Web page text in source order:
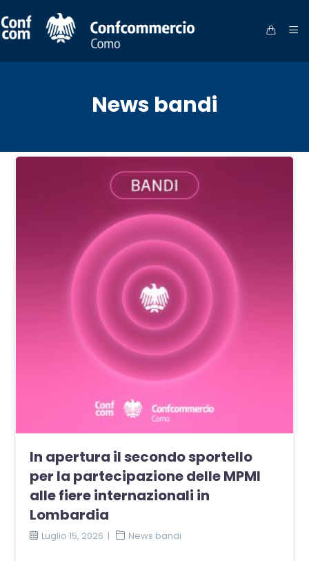
News bandi
In apertura il secondo sportello
per la partecipazione delle MPMI
alle fiere internazionali in
Lombardia
Luglio 15, 2026 News bandi